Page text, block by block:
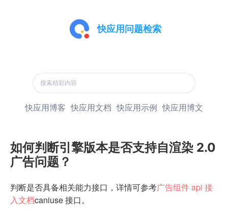
快应用问题检索
快应用博客 快应用文档 快应用示例 快应用博文
如何判断引擎版本是否支持自渲染 2.0
广告问题？
判断是否具备相关能力接口，详情可参考广告组件 api 接
入文档caniuse 接口。